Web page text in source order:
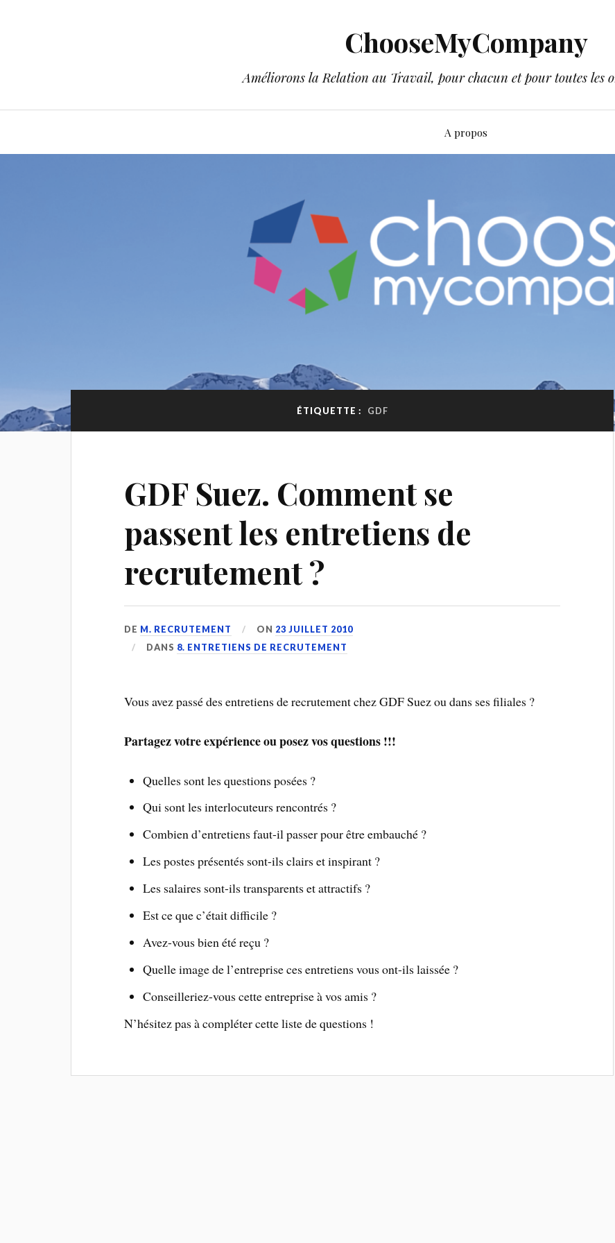
ChooseMyCompany
Améliorons la Relation au Travail, pour chacun et pour toutes les
A propos
ÉTIQUETTE : GDF
GDF Suez. Comment se
passent les entretiens de
recrutement ?
DE M. RECRUTEMENT ON 23 JUILLET 2010
DANS 8. ENTRETIENS DE RECRUTEMENT
Vous avez passé des entretiens de recrutement chez GDF Suez ou dans ses filiales ?
Partagez votre expérience ou posez vos questions !!!
Quelles sont les questions posées ?
Qui sont les interlocuteurs rencontrés ?
Combien d’entretiens faut-il passer pour être embauché ?
Les postes présentés sont-ils clairs et inspirant ?
Les salaires sont-ils transparents et attractifs ?
Est ce que c’était difficile ?
Avez-vous bien été reçu ?
Quelle image de l’entreprise ces entretiens vous ont-ils laissée ?
Conseilleriez-vous cette entreprise à vos amis ?
N’hésitez pas à compléter cette liste de questions !